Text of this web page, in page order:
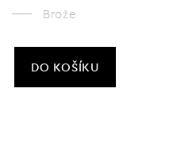
Brože
DO KOŠÍKU